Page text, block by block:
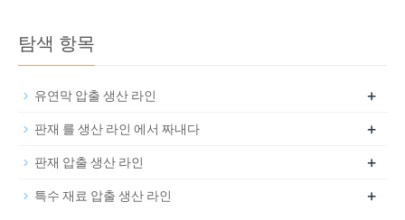
탐색 항목
유연막 압출 생산 라인 +
판재 를 생산 라인 에서 짜내다 +
판재 압출 생산 라인 +
특수 재료 압출 생산 라인 +